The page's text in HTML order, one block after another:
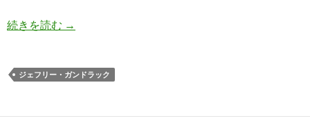
続きを読む ガントラック氏: 株式市場は高金利に耐えられな
→
ジェフリー・ガンドラック